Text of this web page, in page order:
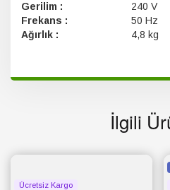
Gerilim :
240 V
Frekans :
50 Hz
Ağırlık :
4,8 kg
İlgili
Ücretsiz Kargo